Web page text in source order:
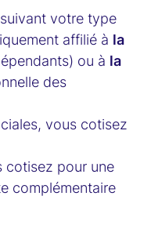
votre type
affilié à la
ou à la
des
vous cotisez
cotisez pour une
complémentaire